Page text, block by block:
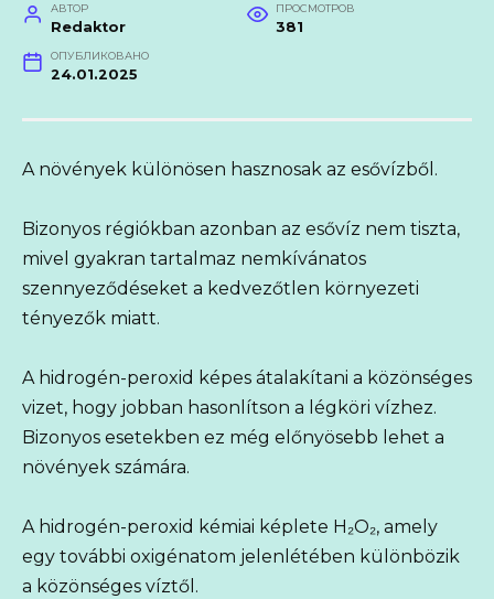
АВТОР
Redaktor
ПРОСМОТРОВ
381
ОПУБЛИКОВАНО
24.01.2025
A növények különösen hasznosak az esővízből.
Bizonyos régiókban azonban az esővíz nem tiszta,
mivel gyakran tartalmaz nemkívánatos
szennyeződéseket a kedvezőtlen környezeti
tényezők miatt.
A hidrogén-peroxid képes átalakítani a közönséges
vizet, hogy jobban hasonlítson a légköri vízhez.
Bizonyos esetekben ez még előnyösebb lehet a
növények számára.
A hidrogén-peroxid kémiai képlete H₂O₂, amely
egy további oxigénatom jelenlétében különbözik
a közönséges víztől.